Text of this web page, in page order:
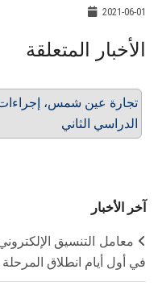
2021-06-01
الأخبار المتعلقة
تجارة عين شمس، إجراءات
الدراسي الثاني
آخر الأخبار
في أول أيام انطلاق